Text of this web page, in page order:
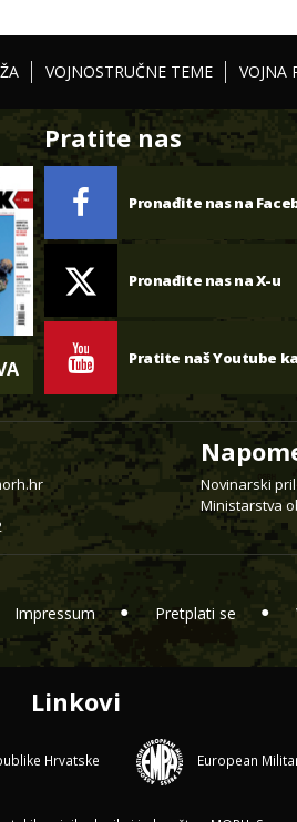
VOJNOSTRUČNE TEME VOJNA
Pratite nas
Pronađite nas na
Pronađite nas na X-u
Pratite naš Youtube
Novinarski
Ministarstva
Impressum Pretplati se
Linkovi
Hrvatske European